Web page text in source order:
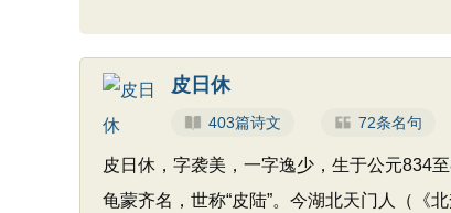
皮日休
403篇诗文 72条名句
皮日休，字袭美，一字逸少，生于公元834
龟蒙齐名，世称“皮陆”。今湖北天门人（《